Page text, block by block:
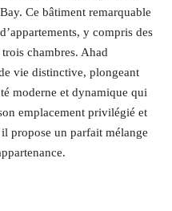
Ce bâtiment remarquable
y compris des
chambres. Ahad
vie distinctive, plongeant
moderne et dynamique qui
emplacement privilégié et
propose un parfait mélange